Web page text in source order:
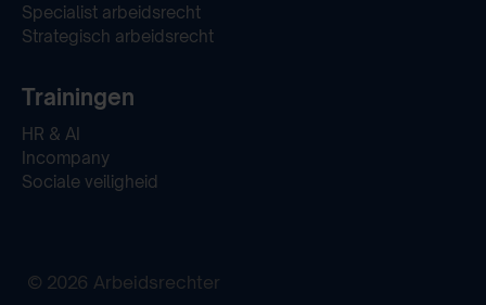
Specialist arbeidsrecht
Strategisch arbeidsrecht
Trainingen
HR & AI
Incompany
Sociale veiligheid
© 2026 Arbeidsrechter